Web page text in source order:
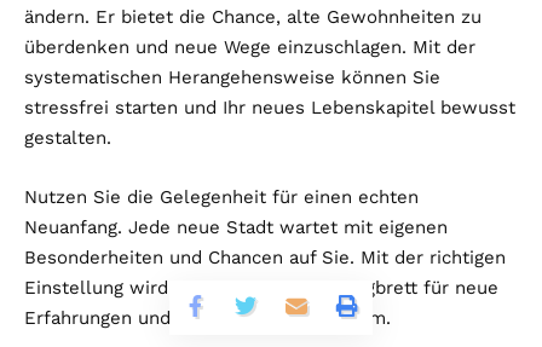
ändern. Er bietet die Chance, alte Gewohnheiten zu
überdenken und neue Wege einzuschlagen. Mit der
systematischen Herangehensweise können Sie
stressfrei starten und Ihr neues Lebenskapitel bewusst
gestalten.
Nutzen Sie die Gelegenheit für einen echten
Neuanfang. Jede neue Stadt wartet mit eigenen
Besonderheiten und Chancen auf Sie. Mit der richtigen
Einstellung wird Ihr Umzug zum Sprungbrett für neue
Erfahrungen und persönliches Wachstum.